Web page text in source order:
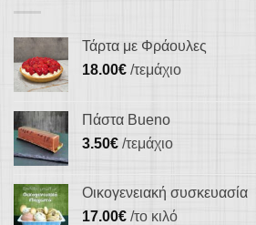
Τάρτα με Φράουλες
18.00€ /τεμάχιο
Πάστα Bueno
3.50€ /τεμάχιο
Οικογενειακή συσκευασία
17.00€ /το κιλό